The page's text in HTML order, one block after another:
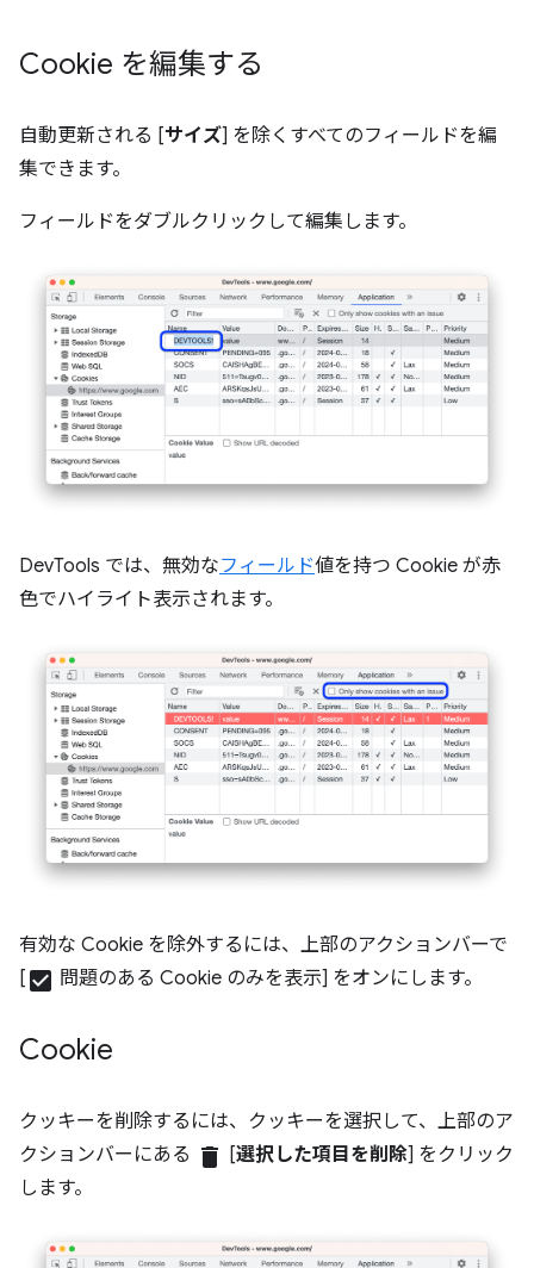
Cookie を編集する
自動更新される [サイズ] を除くすべてのフィールドを編
集できます。
フィールドをダブルクリックして編集します。
DevTools では、無効なフィールド値を持つ Cookie が赤
色でハイライト表示されます。
有効な Cookie を除外するには、上部のアクションバーで
[ check_box 問題のある Cookie のみを表示] をオンにします。
Cookie
クッキーを削除するには、クッキーを選択して、上部のア
クションバーにある delete [選択した項目を削除] をクリック
します。